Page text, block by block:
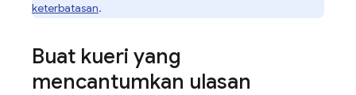
keterbatasan.
Buat kueri yang
mencantumkan ulasan